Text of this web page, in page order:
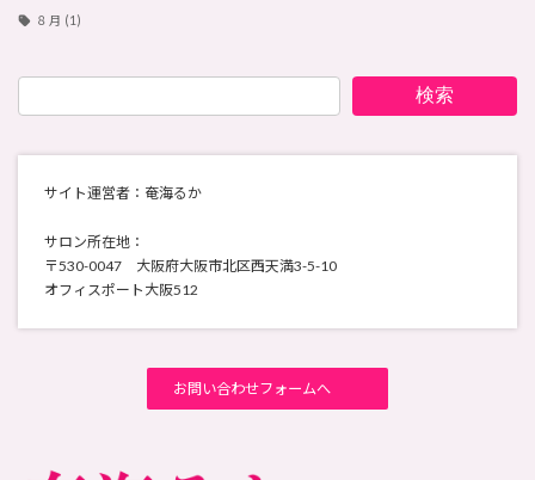
８月 (1)
検索
サイト運営者：奄海るか
サロン所在地：
〒530-0047 大阪府大阪市北区西天満3-5-10
オフィスポート大阪512
お問い合わせフォームへ